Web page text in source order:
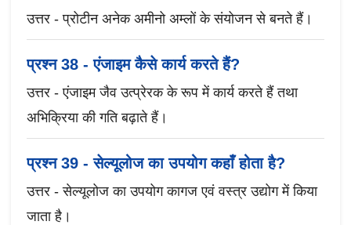
उत्तर - प्रोटीन अनेक अमीनो अम्लों के संयोजन से बनते हैं।
प्रश्न 38 - एंजाइम कैसे कार्य करते हैं?
उत्तर - एंजाइम जैव उत्प्रेरक के रूप में कार्य करते हैं तथा
अभिक्रिया की गति बढ़ाते हैं।
प्रश्न 39 - सेल्यूलोज का उपयोग कहाँ होता है?
उत्तर - सेल्यूलोज का उपयोग कागज एवं वस्त्र उद्योग में किया
जाता है।